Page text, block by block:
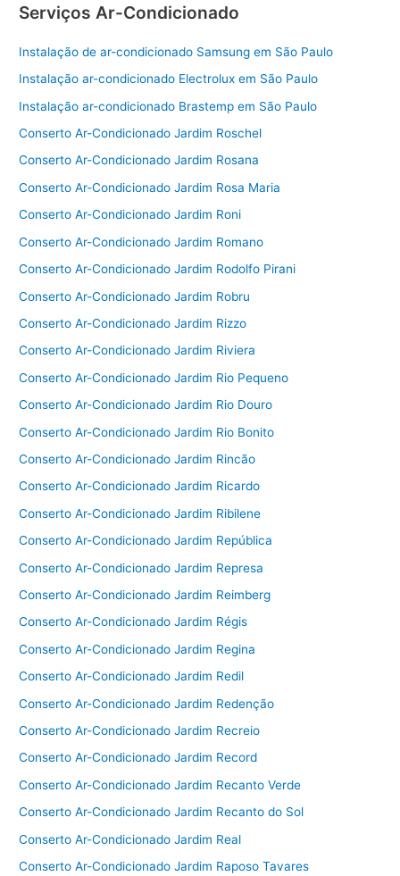
Serviços Ar-Condicionado
Instalação de ar-condicionado Samsung em São Paulo
Instalação ar-condicionado Electrolux em São Paulo
Instalação ar-condicionado Brastemp em São Paulo
Conserto Ar-Condicionado Jardim Roschel
Conserto Ar-Condicionado Jardim Rosana
Conserto Ar-Condicionado Jardim Rosa Maria
Conserto Ar-Condicionado Jardim Roni
Conserto Ar-Condicionado Jardim Romano
Conserto Ar-Condicionado Jardim Rodolfo Pirani
Conserto Ar-Condicionado Jardim Robru
Conserto Ar-Condicionado Jardim Rizzo
Conserto Ar-Condicionado Jardim Riviera
Conserto Ar-Condicionado Jardim Rio Pequeno
Conserto Ar-Condicionado Jardim Rio Douro
Conserto Ar-Condicionado Jardim Rio Bonito
Conserto Ar-Condicionado Jardim Rincão
Conserto Ar-Condicionado Jardim Ricardo
Conserto Ar-Condicionado Jardim Ribilene
Conserto Ar-Condicionado Jardim República
Conserto Ar-Condicionado Jardim Represa
Conserto Ar-Condicionado Jardim Reimberg
Conserto Ar-Condicionado Jardim Régis
Conserto Ar-Condicionado Jardim Regina
Conserto Ar-Condicionado Jardim Redil
Conserto Ar-Condicionado Jardim Redenção
Conserto Ar-Condicionado Jardim Recreio
Conserto Ar-Condicionado Jardim Record
Conserto Ar-Condicionado Jardim Recanto Verde
Conserto Ar-Condicionado Jardim Recanto do Sol
Conserto Ar-Condicionado Jardim Real
Conserto Ar-Condicionado Jardim Raposo Tavares